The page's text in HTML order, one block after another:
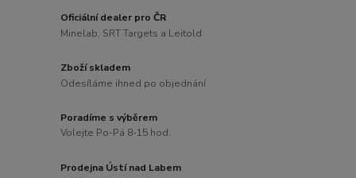
Oficiální dealer pro ČR
Minelab, SRT Targets a Leitold
Zboží skladem
Odesíláme ihned po objednání
Poradíme s výběrem
Volejte Po-Pá 8-15 hod.
Prodejna Ústí nad Labem